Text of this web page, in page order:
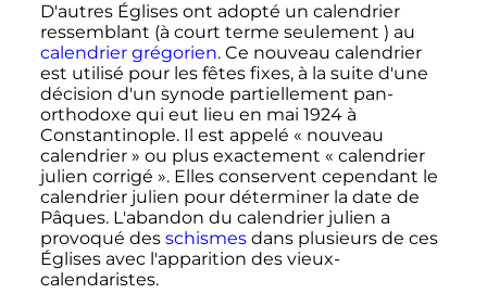
D'autres Églises ont adopté un calendrier
ressemblant (à court terme seulement ) au
calendrier grégorien. Ce nouveau calendrier
est utilisé pour les fêtes fixes, à la suite d'une
décision d'un synode partiellement pan-
orthodoxe qui eut lieu en mai 1924à
Constantinople. Il est appelé « nouveau
calendrier » ou plus exactement « calendrier
julien corrigé ». Elles conservent cependant le
calendrier julien pour déterminer la date de
Pâques. L'abandon du calendrier julien a
provoqué des schismesdans plusieurs de ces
Églises avec l'apparition des vieux-
calendaristes.